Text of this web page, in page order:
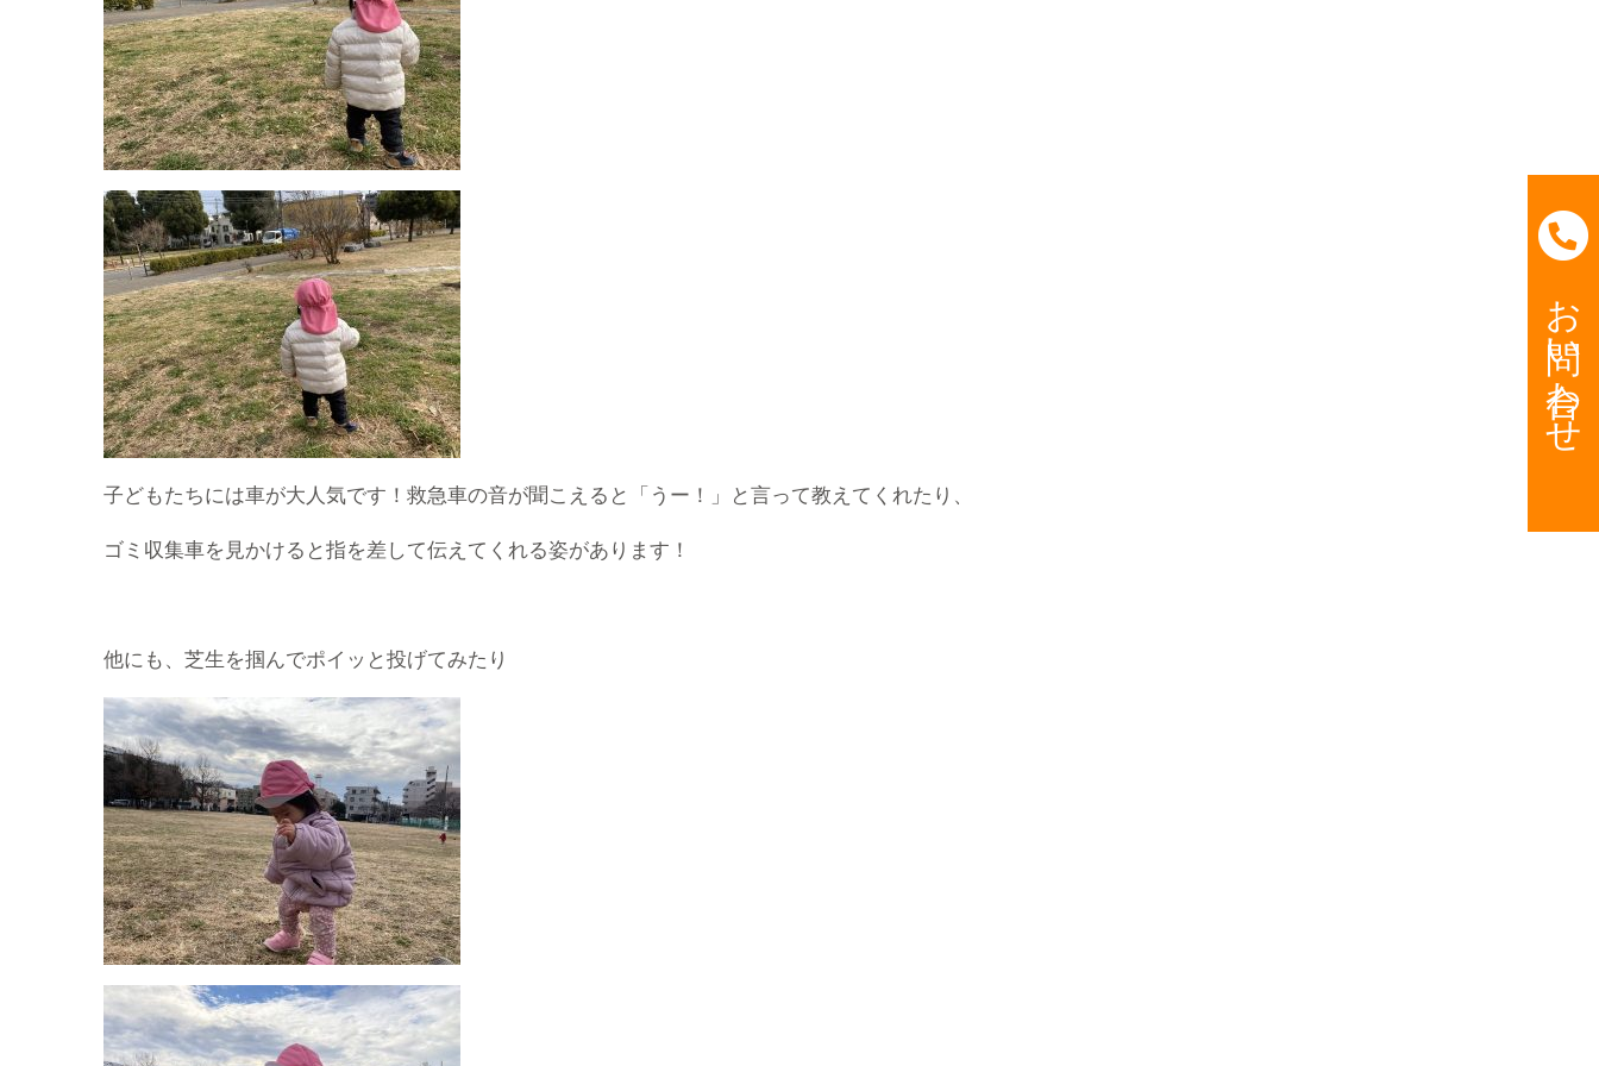
子どもたちには車が大人気です！救急車の音が聞こえると「うー！」と言って教えてくれたり、
ゴミ収集車を見かけると指を差して伝えてくれる姿があります！
他にも、芝生を掴んでポイッと投げてみたり
お問い合わせ